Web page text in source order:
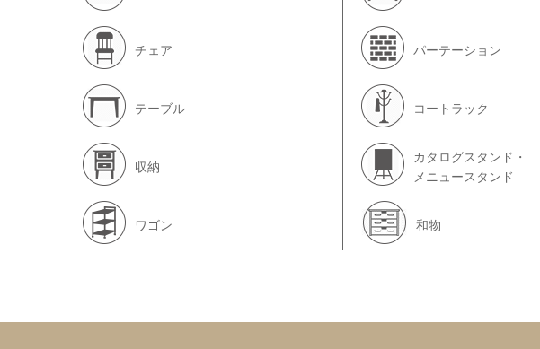
チェア
テーブル
収納
ワゴン
パーテーション
コートラック
カタログスタンド・
メニュースタンド
和物